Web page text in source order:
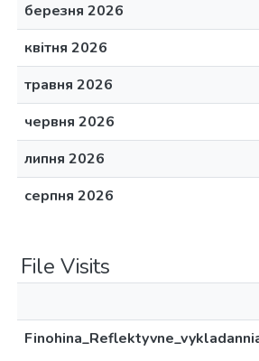
березня 2026
квітня 2026
травня 2026
червня 2026
липня 2026
серпня 2026
File Visits